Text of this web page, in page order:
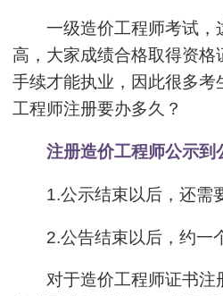
一级造价工程师考试，
高，大家成绩合格取得资
手续才能执业，因此很多考
工程师注册要办多久？
注册造价工程师公示到
1.公示结束以后，还需要
2.公告结束以后，约一个
对于造价工程师证书注